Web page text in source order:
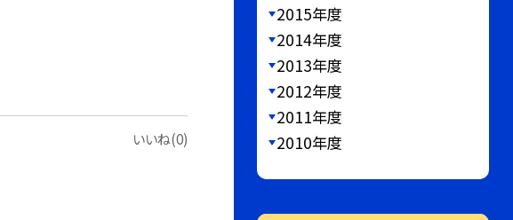
いいね(0)
2015年度
2014年度
2013年度
2012年度
2011年度
2010年度